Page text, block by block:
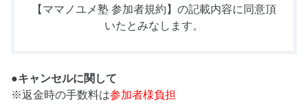
【ママノユメ塾 参加者規約】 の記載内容に同意頂
いたとみなします。
●キャンセルに関して
※返金時の手数料は参加者様負担